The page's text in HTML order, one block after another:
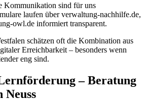
Kommunikation sind für uns
laufen über verwaltung-nachhilfe.de,
owl.de informiert transparent.
schätzen oft die Kombination aus
Erreichbarkeit – besonders wenn
eng sind.
– Beratung